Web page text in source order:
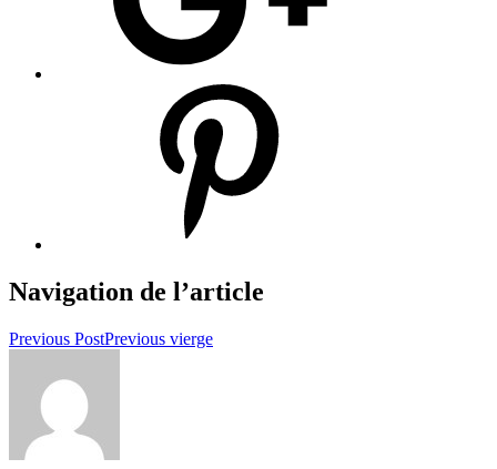
Navigation de l’article
Previous PostPrevious vierge